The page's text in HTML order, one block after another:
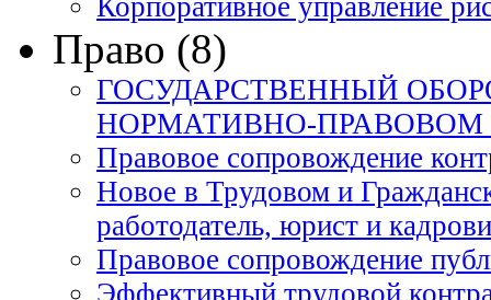
Право (8)
ГОСУДАРСТВЕННЫЙ
НОРМАТИВНО-ПРАВОВОМ
Правовое сопровождение
Новое в Трудовом и
работодатель, юрист и
Правовое сопровождение
Эффективный трудовой